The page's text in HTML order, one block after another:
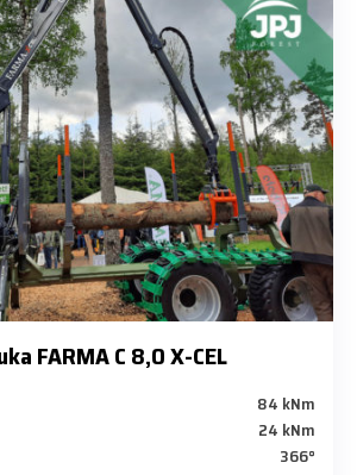
FARMA C 8,0 X-CEL
84 kNm
24 kNm
366°